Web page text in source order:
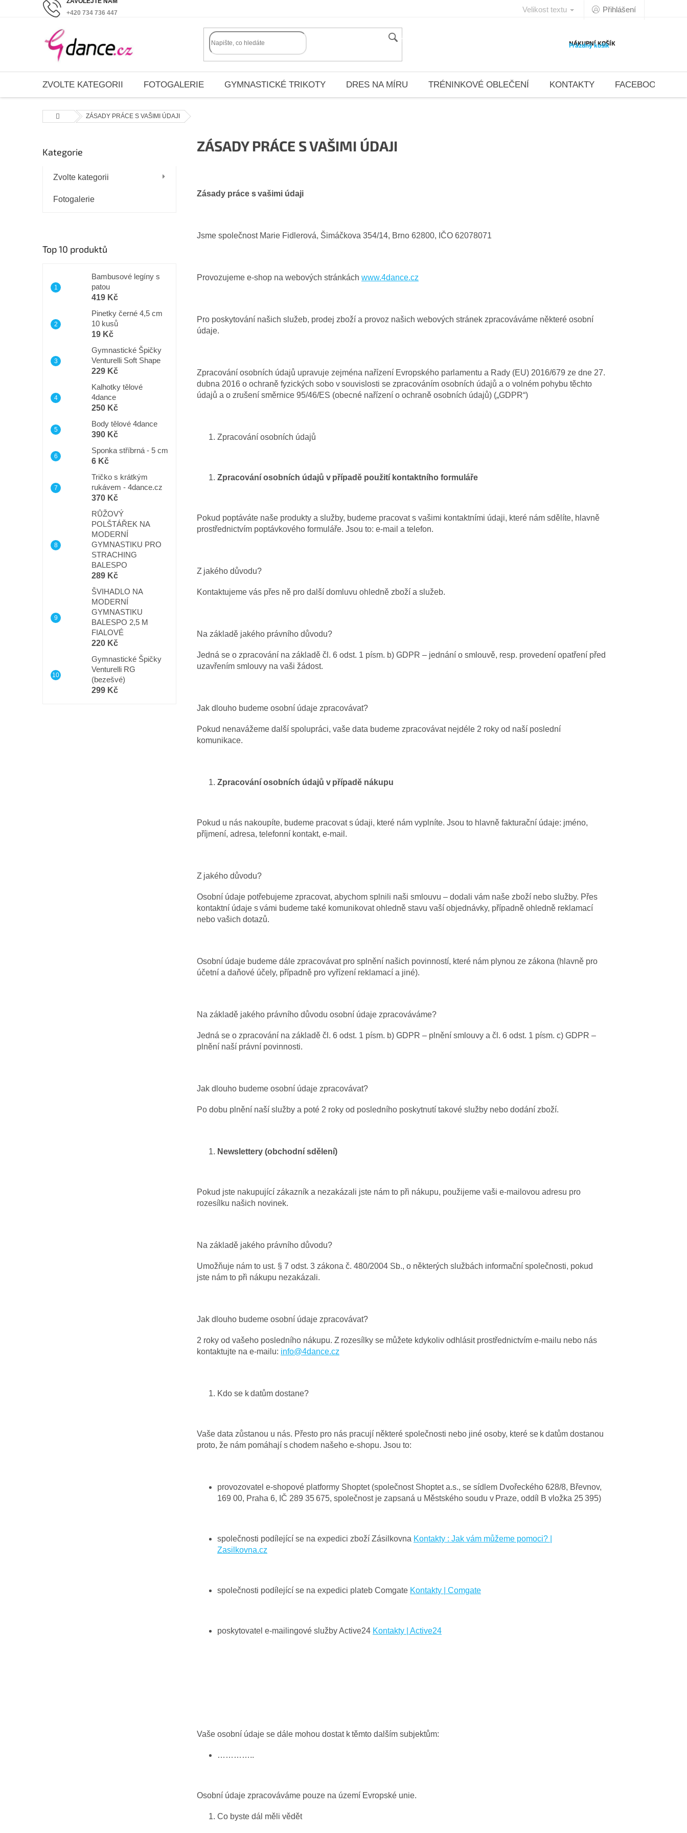
+420 734 736 447 Velikost textu Přihlášení
HLEDAT NÁKUPNÍ KOŠÍK
Prázdný košík
ZVOLTE KATEGORII FOTOGALERIE GYMNASTICKÉ TRIKOTY DRES NA MÍRU TRÉNINKOVÉ OBLEČENÍ KONTAKTY FACEBOOK
Domů ZÁSADY PRÁCE S VAŠIMI ÚDAJI
o
p
Přeskočit
Kategorie
Zvolte kategorii
Fotogalerie
Top 10 produktů
Bambusové legíny s
patou
419 Kč
Pinetky černé 4,5 cm
10 kusů
19 Kč
Gymnastické Špičky
Venturelli Soft Shape
229 Kč
Kalhotky tělové
4dance
250 Kč
Body tělové 4dance
390 Kč
Sponka stříbrná - 5 cm
6 Kč
Tričko s krátkým
rukávem - 4dance.cz
370 Kč
RŮŽOVÝ
POLŠTÁŘEK NA
MODERNÍ
GYMNASTIKU PRO
STRACHING
BALESPO
289 Kč
ŠVIHADLO NA
MODERNÍ
GYMNASTIKU
BALESPO 2,5 M
FIALOVÉ
220 Kč
Gymnastické Špičky
Venturelli RG
(bezešvé)
299 Kč
ZÁSADY PRÁCE S VAŠIMI ÚDAJI
Zásady práce s vašimi údaji
Jsme společnost Marie Fidlerová, Šimáčkova 354/14, Brno 62800, IČO 62078071
Provozujeme e-shop na webových stránkách www.4dance.cz
Pro poskytování našich služeb, prodej zboží a provoz našich webových stránek zpracováváme některé osobní
údaje.
Zpracování osobních údajů upravuje zejména nařízení Evropského parlamentu a Rady (EU) 2016/679 ze dne 27.
dubna 2016 o ochraně fyzických sobo v souvislosti se zpracováním osobních údajů a o volném pohybu těchto
údajů a o zrušení směrnice 95/46/ES (obecné nařízení o ochraně osobních údajů) („GDPR“)
Zpracování osobních údajů
Zpracování osobních údajů v případě použití kontaktního formuláře
Pokud poptáváte naše produkty a služby, budeme pracovat s vašimi kontaktními údaji, které nám sdělíte, hlavně
prostřednictvím poptávkového formuláře. Jsou to: e-mail a telefon.
Z jakého důvodu?
Kontaktujeme vás přes ně pro další domluvu ohledně zboží a služeb.
Na základě jakého právního důvodu?
Jedná se o zpracování na základě čl. 6 odst. 1 písm. b) GDPR – jednání o smlouvě, resp. provedení opatření před
uzavřením smlouvy na vaši žádost.
Jak dlouho budeme osobní údaje zpracovávat?
Pokud nenavážeme další spolupráci, vaše data budeme zpracovávat nejdéle 2 roky od naší poslední
komunikace.
Zpracování osobních údajů v případě nákupu
Pokud u nás nakoupíte, budeme pracovat s údaji, které nám vyplníte. Jsou to hlavně fakturační údaje: jméno,
příjmení, adresa, telefonní kontakt, e-mail.
Z jakého důvodu?
Osobní údaje potřebujeme zpracovat, abychom splnili naši smlouvu – dodali vám naše zboží nebo služby. Přes
kontaktní údaje s vámi budeme také komunikovat ohledně stavu vaší objednávky, případně ohledně reklamací
nebo vašich dotazů.
Osobní údaje budeme dále zpracovávat pro splnění našich povinností, které nám plynou ze zákona (hlavně pro
účetní a daňové účely, případně pro vyřízení reklamací a jiné).
Na základě jakého právního důvodu osobní údaje zpracováváme?
Jedná se o zpracování na základě čl. 6 odst. 1 písm. b) GDPR – plnění smlouvy a čl. 6 odst. 1 písm. c) GDPR –
plnění naší právní povinnosti.
Jak dlouho budeme osobní údaje zpracovávat?
Po dobu plnění naší služby a poté 2 roky od posledního poskytnutí takové služby nebo dodání zboží.
Newslettery (obchodní sdělení)
Pokud jste nakupující zákazník a nezakázali jste nám to při nákupu, použijeme vaši e-mailovou adresu pro
rozesílku našich novinek.
Na základě jakého právního důvodu?
Umožňuje nám to ust. § 7 odst. 3 zákona č. 480/2004 Sb., o některých službách informační společnosti, pokud
jste nám to při nákupu nezakázali.
Jak dlouho budeme osobní údaje zpracovávat?
2 roky od vašeho posledního nákupu. Z rozesílky se můžete kdykoliv odhlásit prostřednictvím e-mailu nebo nás
kontaktujte na e-mailu: info@4dance.cz
Kdo se k datům dostane?
Vaše data zůstanou u nás. Přesto pro nás pracují některé společnosti nebo jiné osoby, které se k datům dostanou
proto, že nám pomáhají s chodem našeho e-shopu. Jsou to:
provozovatel e-shopové platformy Shoptet (společnost Shoptet a.s., se sídlem Dvořeckého 628/8, Břevnov,
169 00, Praha 6, IČ 289 35 675, společnost je zapsaná u Městského soudu v Praze, oddíl B vložka 25 395)
společnosti podílející se na expedici zboží Zásilkovna Kontakty : Jak vám můžeme pomoci? |
Zasilkovna.cz
společnosti podílející se na expedici plateb Comgate Kontakty | Comgate
poskytovatel e-mailingové služby Active24 Kontakty | Active24
Vaše osobní údaje se dále mohou dostat k těmto dalším subjektům:
…………..
Osobní údaje zpracováváme pouze na území Evropské unie.
Co byste dál měli vědět